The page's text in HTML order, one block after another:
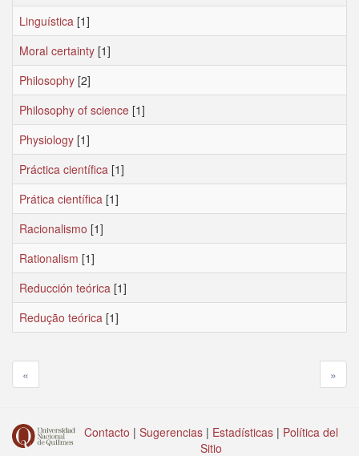
Linguística [1]
Moral certainty [1]
Philosophy [2]
Philosophy of science [1]
Physiology [1]
Práctica científica [1]
Prática científica [1]
Racionalismo [1]
Rationalism [1]
Reducción teórica [1]
Redução teórica [1]
« »
Contacto | Sugerencias | Estadísticas | Política del
Sitio